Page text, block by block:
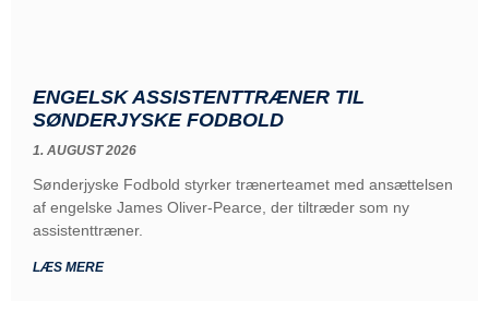
ENGELSK ASSISTENTTRÆNER TIL
SØNDERJYSKE FODBOLD
1. AUGUST 2026
Sønderjyske Fodbold styrker trænerteamet med ansættelsen
af engelske James Oliver-Pearce, der tiltræder som ny
assistenttræner.
LÆS MERE